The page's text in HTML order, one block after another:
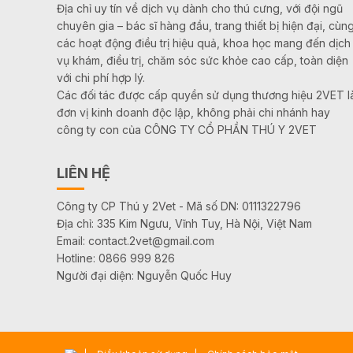
Địa chỉ uy tín về dịch vụ dành cho thú cưng, với đội ngũ
chuyên gia – bác sĩ hàng đầu, trang thiết bị hiện đại, cùng
các hoạt động điều trị hiệu quả, khoa học mang đến dịch
vụ khám, điều trị, chăm sóc sức khỏe cao cấp, toàn diện
với chi phí hợp lý.
Các đối tác được cấp quyền sử dụng thương hiệu 2VET
đơn vị kinh doanh độc lập, không phải chi nhánh hay
công ty con của CÔNG TY CỔ PHẦN THÚ Y 2VET
LIÊN HỆ
Công ty CP Thú y 2Vet - Mã số DN: 0111322796
Địa chỉ: 335 Kim Ngưu, Vĩnh Tuy, Hà Nội, Việt Nam
Email: contact.2vet@gmail.com
Hotline: 0866 999 826
Người đại diện: Nguyễn Quốc Huy